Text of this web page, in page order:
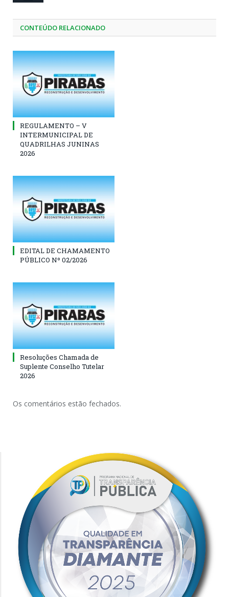
CONTEÚDO RELACIONADO
REGULAMENTO – V
INTERMUNICIPAL DE
QUADRILHAS JUNINAS
2026
EDITAL DE CHAMAMENTO
PÚBLICO Nº 02/2026
Resoluções Chamada de
Suplente Conselho Tutelar
2026
Os comentários estão fechados.